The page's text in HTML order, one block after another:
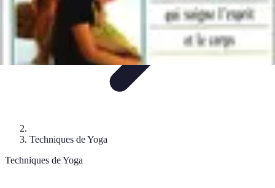
Techniques de Yoga
Techniques de Yoga